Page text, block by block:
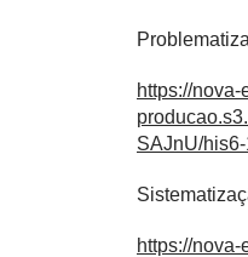
https://nova-
SAJnU/
https://nova-